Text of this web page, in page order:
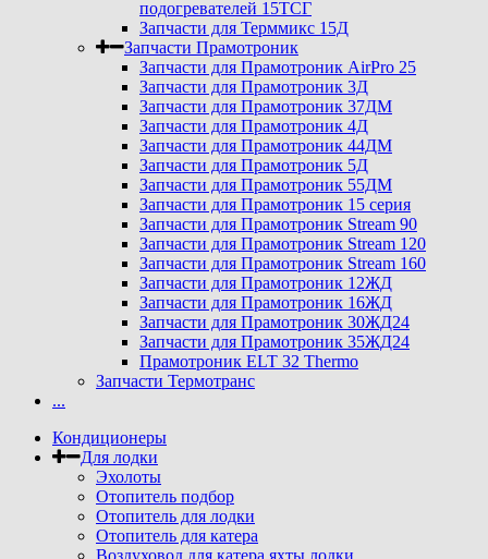
подогревателей 15ТСГ
Запчасти для Терммикс 15Д
Запчасти Прамотроник
Запчасти для Прамотроник AirPro 25
Запчасти для Прамотроник 3Д
Запчасти для Прамотроник 37ДМ
Запчасти для Прамотроник 4Д
Запчасти для Прамотроник 44ДМ
Запчасти для Прамотроник 5Д
Запчасти для Прамотроник 55ДМ
Запчасти для Прамотроник 15 серия
Запчасти для Прамотроник Stream 90
Запчасти для Прамотроник Stream 120
Запчасти для Прамотроник Stream 160
Запчасти для Прамотроник 12ЖД
Запчасти для Прамотроник 16ЖД
Запчасти для Прамотроник 30ЖД24
Запчасти для Прамотроник 35ЖД24
Прамотроник ELT 32 Thermo
Запчасти Термотранс
...
Кондиционеры
Для лодки
Эхолоты
Отопитель подбор
Отопитель для лодки
Отопитель для катера
Воздуховод для катера яхты лодки